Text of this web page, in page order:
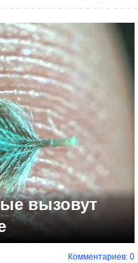
вызовут
Комментариев: 0